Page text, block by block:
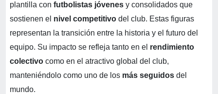
plantilla con futbolistas jóvenes y consolidados que
sostienen el nivel competitivo del club. Estas figuras
representan la transición entre la historia y el futuro del
equipo. Su impacto se refleja tanto en el rendimiento
colectivo como en el atractivo global del club,
manteniéndolo como uno de los más seguidos del
mundo.